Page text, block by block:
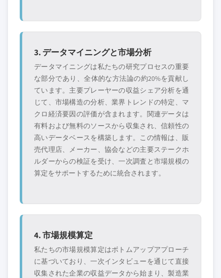
3. データマイニングと市場分析
データマイニングは私たちの研究プロセスの重要
な部分であり、全体的な方法論の約20%を貢献し
ています。主要プレーヤーの収益シェア分析を通
じて、市場構造の分析、業界トレンドの特定、マ
クロ経済要因の評価が含まれます。関連データは
有料および無料のソースから収集され、信頼性の
高いデータベースを構築します。この情報は、販
売代理店、メーカー、協会などの主要ステークホ
ルダーからの検証を受け、一次調査と市場規模の
算定をサポートするために統合されます。
4. 市場規模算定
私たちの市場規模算定はボトムアップアプローチ
に基づいており、一次インタビューを通じて直接
収集された企業の収益データから始まり、製造業